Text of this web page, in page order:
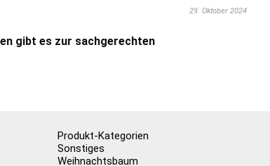
29. Oktober 2024
gibt es zur sachgerechten
Produkt-Kategorien
Sonstiges
Weihnachtsbaum